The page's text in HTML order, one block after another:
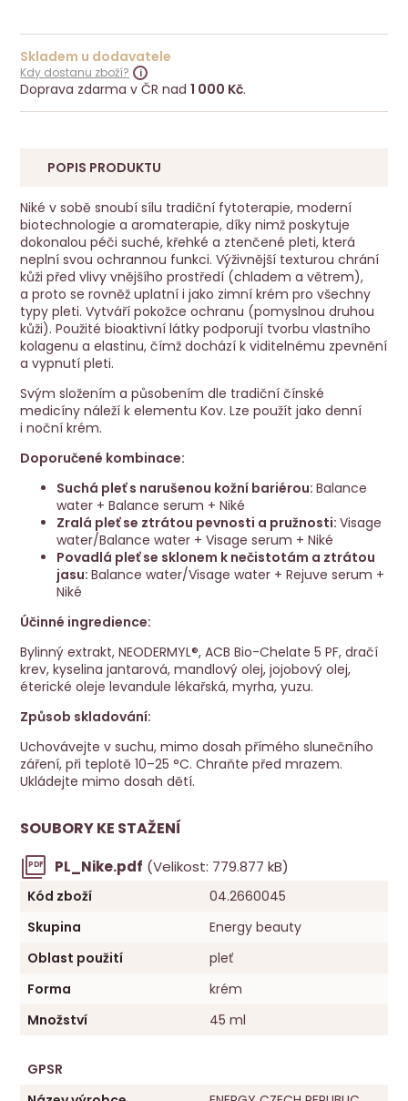
Skladem u dodavatele
Kdy dostanu zboží?
Doprava zdarma v ČR nad1 000 Kč.
POPIS PRODUKTU
Niké v sobě snoubí sílu tradiční fytoterapie, moderní
biotechnologie a aromaterapie, díky nimž poskytuje
dokonalou péči suché, křehké a ztenčené pleti, která
neplní svou ochrannou funkci. Výživnější texturou chrání
kůži před vlivy vnějšího prostředí (chladem a větrem),
a proto se rovněž uplatní i jako zimní krém pro všechny
typy pleti. Vytváří pokožce ochranu (pomyslnou druhou
kůži). Použité bioaktivní látky podporují tvorbu vlastního
kolagenu a elastinu, čímž dochází k viditelnému zpevnění
a vypnutí pleti.
Svým složením a působením dle tradiční čínské
medicíny náleží k elementu Kov. Lze použít jako denní
i noční krém.
Doporučené kombinace:
Suchá pleť s narušenou kožní bariérou:Balance
water + Balance serum + Niké
Zralá pleť se ztrátou pevnosti a pružnosti:Visage
water/Balance water + Visage serum + Niké
Povadlá pleť se sklonem k nečistotám a ztrátou
jasu:Balance water/Visage water + Rejuve serum +
Niké
Účinné ingredience:
Bylinný extrakt, NEODERMYL®, ACB Bio-Chelate 5 PF, dračí
krev, kyselina jantarová, mandlový olej, jojobový olej,
éterické oleje levandule lékařská, myrha, yuzu.
Způsob skladování:
Uchovávejte v suchu, mimo dosah přímého slunečního
záření, při teplotě 10–25 °C. Chraňte před mrazem.
Ukládejte mimo dosah dětí.
SOUBORY KE STAŽENÍ
PDF PL_Nike.pdf (Velikost: 779.877 kB)
Kód zboží
04.2660045
Skupina
Energy beauty
Oblast použití
pleť
Forma
krém
Množství
45 ml
GPSR